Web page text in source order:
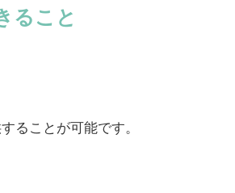
ること
ることが可能です。